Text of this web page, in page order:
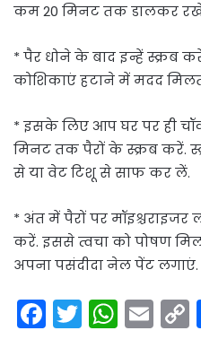
कम 20 मिनट तक डालकर
* पैर धोने के बाद इन्हें स्क्रब
कोशिकाएं हटाने में मदद
* इसके लिए आप घर पर ही
मिनट तक पैरों के स्क्रब करें.
से या वेट टिशू से साफ कर लें.
* अंत में पैरों पर
करें. इससे त्वचा को पोषण
अपना पसंदीदा नेल पेंट लगाएं.
F T W E